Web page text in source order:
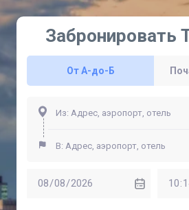
Забронировать
От A-до-Б